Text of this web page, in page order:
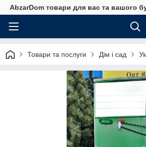
AbzarDom товари для вас та вашого
Товари та послуги Дім і сад